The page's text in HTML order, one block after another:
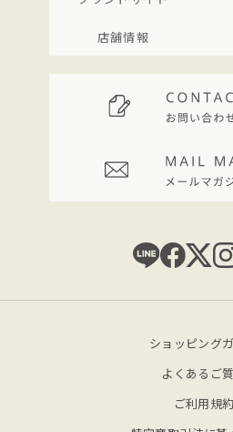
店舗情報
ショッピング
よくあるご
ご利用規約